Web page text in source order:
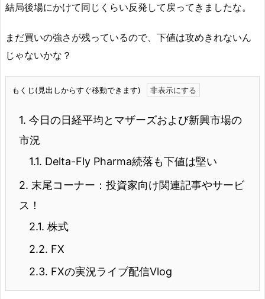
結局後場にかけて同じくらい反発して戻ってきましたな。
まだ買いの強さが残っているので、下値は攻めきれないん
じゃないかな？
もくじ(見出しからすぐ移動できます)
1. 今日の日経平均とマザーズおよび新興市場の
市況
1.1. Delta-Fly Pharma続落も下値は堅い
2. 末尾コーナー：投資家向け関連記事やサービ
ス！
2.1. 株式
2.2. FX
2.3. FXの実況ライブ配信Vlog